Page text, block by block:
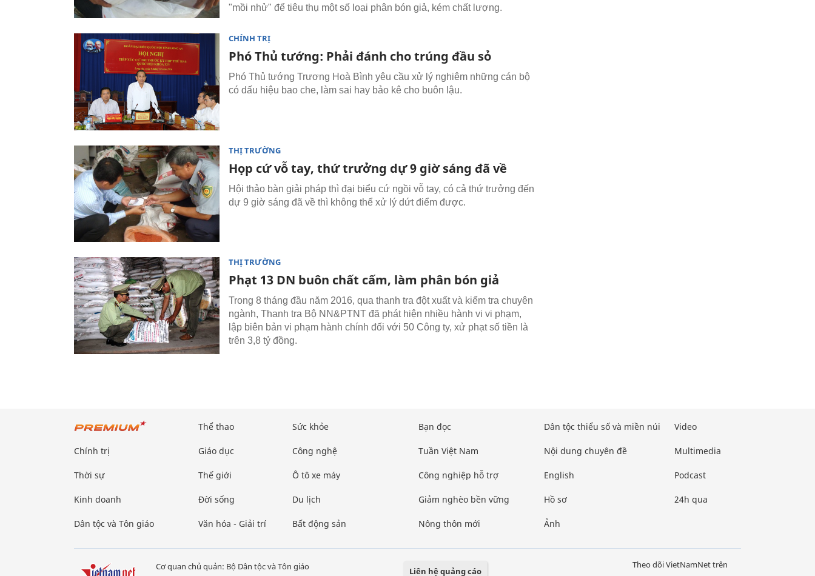
"mồi nhử" để tiêu thụ một số loại phân bón giả, kém chất lượng.
CHÍNH TRỊ
Phó Thủ tướng: Phải đánh cho trúng đầu sỏ
Phó Thủ tướng Trương Hoà Bình yêu cầu xử lý nghiêm những cán bộ
có dấu hiệu bao che, làm sai hay bảo kê cho buôn lậu.
THỊ TRƯỜNG
Họp cứ vỗ tay, thứ trưởng dự 9 giờ sáng đã về
Hội thảo bàn giải pháp thì đại biểu cứ ngồi vỗ tay, có cả thứ trưởng đến
dự 9 giờ sáng đã về thì không thể xử lý dứt điểm được.
THỊ TRƯỜNG
Phạt 13 DN buôn chất cấm, làm phân bón giả
Trong 8 tháng đầu năm 2016, qua thanh tra đột xuất và kiểm tra chuyên
ngành, Thanh tra Bộ NN&PTNT đã phát hiện nhiều hành vi vi phạm,
lập biên bản vi phạm hành chính đối với 50 Công ty, xử phạt số tiền là
trên 3,8 tỷ đồng.
Chính trị
Thời sự
Kinh doanh
Dân tộc và Tôn giáo
Thể thao
Giáo dục
Thế giới
Đời sống
Văn hóa - Giải trí
Sức khỏe
Công nghệ
Ô tô xe máy
Du lịch
Bất động sản
Bạn đọc
Tuần Việt Nam
Công nghiệp hỗ trợ
Giảm nghèo bền vững
Nông thôn mới
Dân tộc thiểu số và miền núi
Nội dung chuyên đề
English
Hồ sơ
Ảnh
Video
Multimedia
Podcast
24h qua
Cơ quan chủ quản: Bộ Dân tộc và Tôn giáo Liên hệ quảng cáo
Theo dõi VietNamNet trên